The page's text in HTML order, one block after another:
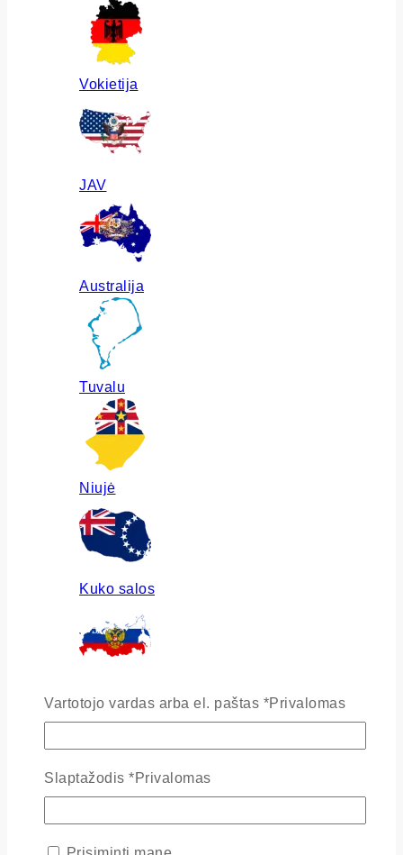
Vokietija
JAV
Australija
Tuvalu
Niujė
Kuko salos
Vartotojo vardas arba el. paštas *Privalomas
Slaptažodis *Privalomas